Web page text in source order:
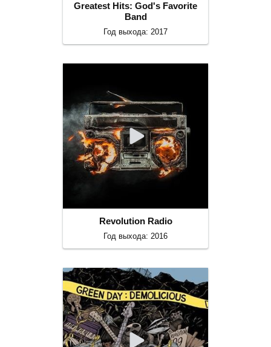
Greatest Hits: God's Favorite
Band
Год выхода: 2017
Revolution Radio
Год выхода: 2016